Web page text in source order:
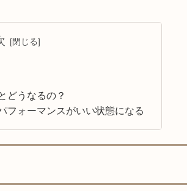
どうなるの？
フォーマンスがいい状態になる